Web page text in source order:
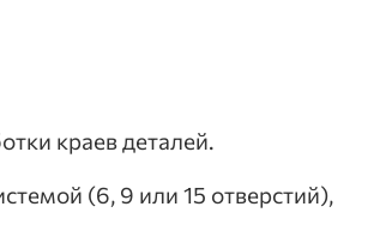
краев деталей.
(6, 9 или 15 отверстий),